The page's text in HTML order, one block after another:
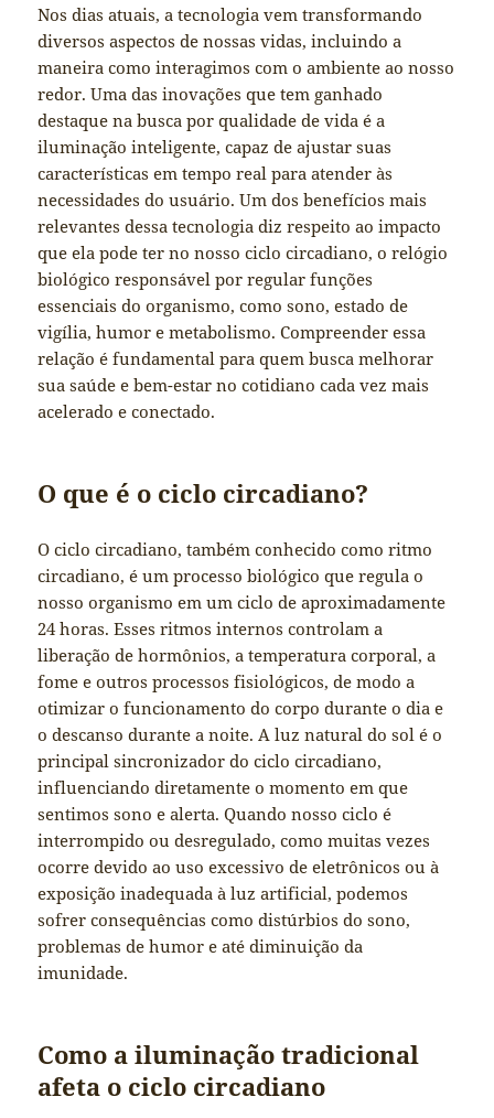
Nos dias atuais, a tecnologia vem transformando
diversos aspectos de nossas vidas, incluindo a
maneira como interagimos com o ambiente ao nosso
redor. Uma das inovações que tem ganhado
destaque na busca por qualidade de vida é a
iluminação inteligente, capaz de ajustar suas
características em tempo real para atender às
necessidades do usuário. Um dos benefícios mais
relevantes dessa tecnologia diz respeito ao impacto
que ela pode ter no nosso ciclo circadiano, o relógio
biológico responsável por regular funções
essenciais do organismo, como sono, estado de
vigília, humor e metabolismo. Compreender essa
relação é fundamental para quem busca melhorar
sua saúde e bem-estar no cotidiano cada vez mais
acelerado e conectado.
O que é o ciclo circadiano?
O ciclo circadiano, também conhecido como ritmo
circadiano, é um processo biológico que regula o
nosso organismo em um ciclo de aproximadamente
24 horas. Esses ritmos internos controlam a
liberação de hormônios, a temperatura corporal, a
fome e outros processos fisiológicos, de modo a
otimizar o funcionamento do corpo durante o dia e
o descanso durante a noite. A luz natural do sol é o
principal sincronizador do ciclo circadiano,
influenciando diretamente o momento em que
sentimos sono e alerta. Quando nosso ciclo é
interrompido ou desregulado, como muitas vezes
ocorre devido ao uso excessivo de eletrônicos ou à
exposição inadequada à luz artificial, podemos
sofrer consequências como distúrbios do sono,
problemas de humor e até diminuição da
imunidade.
Como a iluminação tradicional
afeta o ciclo circadiano